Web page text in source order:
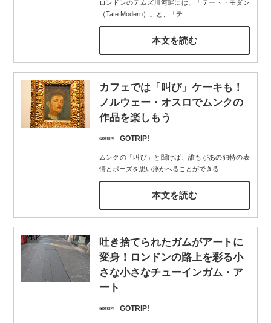
ロンドンのテムズ川河畔には、「テート・モダン
（Tate Modern）」と、「テ
本文を読む
カフェでは「叫び」ケーキも！
ノルウェー・オスロでムンクの
作品を楽しもう
GOTRIP!
ムンクの「叫び」と聞けば、誰もがあの独特の表
情とポーズを思い浮かべることができる
本文を読む
吐き捨てられたガムがアートに
変身！ロンドンの路上を彩る小
さな小さなチューインガム・ア
ート
GOTRIP!